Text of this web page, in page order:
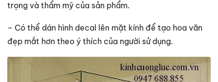
trọng và thẩm mỹ của sản phẩm.
– Có thể dán hình decal lên mặt kính để tạo hoa văn
đẹp mắt hơn theo ý thích của người sử dụng.